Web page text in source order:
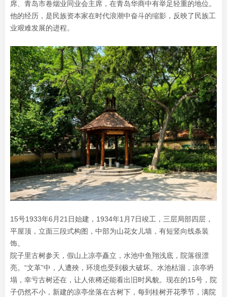
席、青岛市卷烟业同业会主席，在青岛华商中有举足轻重的地位。
他的经历，是民族资本家在时代浪潮中奋斗的缩影，反映了民族工
业艰难发展的进程。
15号1933年6月21日始建，1934年1月7日竣工，三层局部四层，
平屋顶，立面三段式构图，中部为山花女儿墙，有短竖向线条装
饰。
院子里古树参天，假山上凉亭矗立，水池中鱼翔浅底，院落很漂
亮。“文革”中，人遭殃，环境也受到极大破坏。水池枯涸，凉亭坍
塌，幸亏古树还在，让人依稀还能看出旧时风貌。现在的15号，院
子仍然不小，新建的凉亭坐落在古树下，每到桂树开花季节，满院